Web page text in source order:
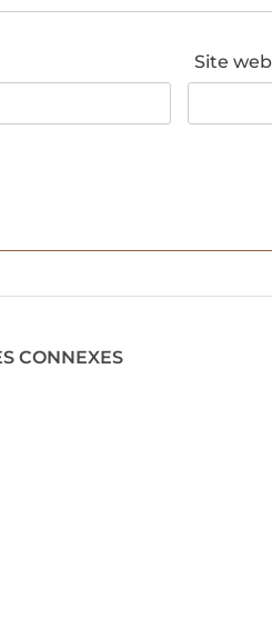
Site web
CONNEXES